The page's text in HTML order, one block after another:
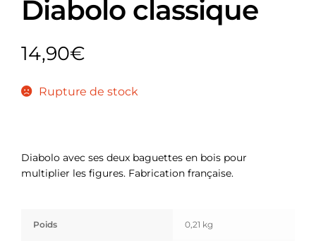
Diabolo classique
14,90€
Rupture de stock
Diabolo avec ses deux baguettes en bois pour
multiplier les figures. Fabrication française.
Poids 0,21 kg